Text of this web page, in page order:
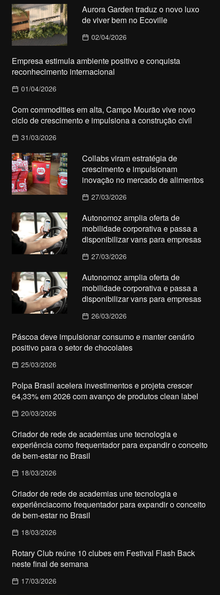
Aurora Garden traduz o novo luxo
de viver bem no Ecoville
02/04/2026
Empresa estimula ambiente positivo e conquista
reconhecimento internacional
01/04/2026
Com commodities em alta, Campo Mourão vive novo
ciclo de crescimento e impulsiona a construção civil
31/03/2026
Collabs viram estratégia de
crescimento e impulsionam
inovação no mercado de alimentos
27/03/2026
Autonomoz amplia oferta de
mobilidade corporativa e passa a
disponibilizar vans para empresas
27/03/2026
Autonomoz amplia oferta de
mobilidade corporativa e passa a
disponibilizar vans para empresas
26/03/2026
Páscoa deve impulsionar consumo e manter cenário
positivo para o setor de chocolates
25/03/2026
Polpa Brasil acelera investimentos e projeta crescer
64,33% em 2026 com avanço de produtos clean label
20/03/2026
Criador de rede de academias une tecnologia e
experiência como frequentador para expandir o conceito
de bem-estar no Brasil
18/03/2026
Criador de rede de academias une tecnologia e
experiênciacomo frequentador para expandir o conceito
de bem-estar no Brasil
18/03/2026
Rotary Club reúne 10 clubes em Festival Flash Back
neste final de semana
17/03/2026